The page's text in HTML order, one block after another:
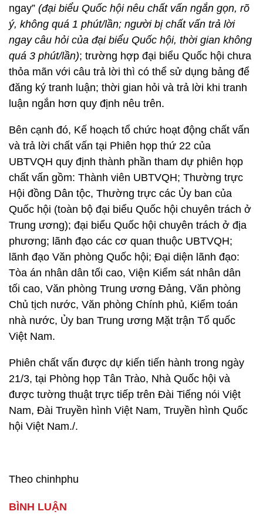
ngay” (đại biểu Quốc hội nêu chất vấn ngắn gọn, rõ
ý, không quá 1 phút/lần; người bị chất vấn trả lời
ngay câu hỏi của đại biểu Quốc hội, thời gian không
quá 3 phút/lần); trường hợp đại biểu Quốc hội chưa
thỏa mãn với câu trả lời thì có thể sử dụng bảng để
đăng ký tranh luận; thời gian hỏi và trả lời khi tranh
luận ngắn hơn quy định nêu trên.
Bên cạnh đó, Kế hoạch tổ chức hoạt động chất vấn
và trả lời chất vấn tại Phiên họp thứ 22 của
UBTVQH quy định thành phần tham dự phiên họp
chất vấn gồm: Thành viên UBTVQH; Thường trực
Hội đồng Dân tộc, Thường trực các Ủy ban của
Quốc hội (toàn bộ đại biểu Quốc hội chuyên trách ở
Trung ương); đại biểu Quốc hội chuyên trách ở địa
phương; lãnh đạo các cơ quan thuộc UBTVQH;
lãnh đạo Văn phòng Quốc hội; Đại diện lãnh đạo:
Tòa án nhân dân tối cao, Viện Kiểm sát nhân dân
tối cao, Văn phòng Trung ương Đảng, Văn phòng
Chủ tịch nước, Văn phòng Chính phủ, Kiểm toán
nhà nước, Ủy ban Trung ương Mặt trận Tổ quốc
Việt Nam.
Phiên chất vấn được dự kiến tiến hành trong ngày
21/3, tại Phòng họp Tân Trào, Nhà Quốc hội và
được tường thuật trực tiếp trên Đài Tiếng nói Việt
Nam, Đài Truyền hình Việt Nam, Truyền hình Quốc
hội Việt Nam./.
Theo chinhphu